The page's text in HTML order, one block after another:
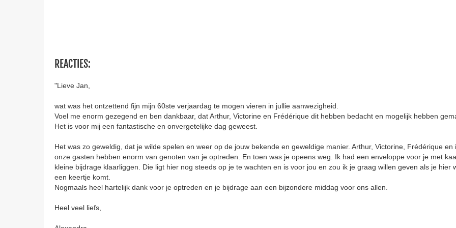
REACTIES:
"Lieve Jan,
wat was het ontzettend fijn mijn 60ste verjaardag te mogen vieren in jullie aanwezigheid.
Voel me enorm gezegend en ben dankbaar, dat Arthur, Victorine en Frédérique dit hebben bedacht en mogelijk hebben
Het is voor mij een fantastische en onvergetelijke dag geweest.
Het was zo geweldig, dat je wilde spelen en weer op de jouw bekende en geweldige manier. Arthur, Victorine, Frédérique en
onze gasten hebben enorm van genoten van je optreden. En toen was je opeens weg. Ik had een enveloppe voor je met
kleine bijdrage klaarliggen. Die ligt hier nog steeds op je te wachten en is voor jou en zou ik je graag willen geven als je hier
een keertje komt.
Nogmaals heel hartelijk dank voor je optreden en je bijdrage aan een bijzondere middag voor ons allen.
Heel veel liefs,